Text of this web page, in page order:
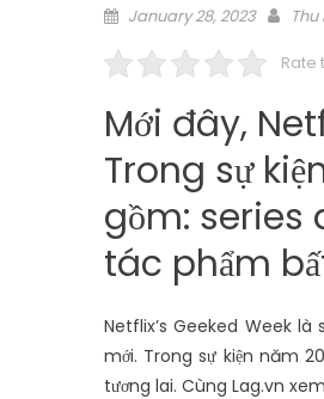
Posted
January 28, 2023 Thu
Rate
Mới đây,
Trong sự
gồm: series
tác phẩm
Netflix’s Geeked Week
mới. Trong sự kiện năm
tương lai. Cùng Lag.vn